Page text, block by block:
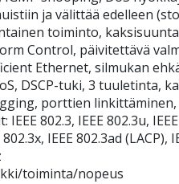
ja välittää edelleen
toiminto,
Control, päivitettävä
Ethernet, silmukan
DSCP-tuki, 3 tuuletinta,
porttien
802.3, IEEE 802.3u, IEEE
IEEE 802.3ad (LACP),
toiminta/nopeus